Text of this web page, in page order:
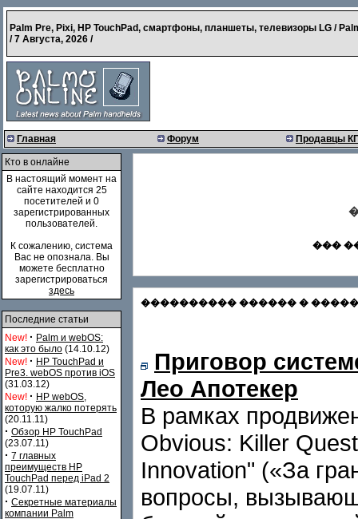
Palm Pre, Pixi, HP TouchPad, смартфоны, планшеты, телевизоры LG /
/7 Августа, 2026 /
Главная Форум Продавцы
Кто в онлайне
В настоящий момент на
сайте находится 25
посетителей и 0
зарегистрированных
пользователей.
К сожалению, система
Вас не опознала. Вы
можете бесплатно
зарегистрироваться
здесь
Последние статьи
New! · Palm и webOS:
как это было (14.10.12)
New! · HP TouchPad и
Pre3. webOS против iOS
(31.03.12)
New! · HP webOS,
которую жалко потерять
(20.11.11)
· Обзор HP TouchPad
(23.07.11)
· 7 главных
преимуществ HP
TouchPad перед iPad 2
(19.07.11)
· Секретные материалы
компании Palm
���
���������� ������ �
Приговор
Лео Апотекер
В рамках
Obvious: Killer
Innovation" («За
вопросы,